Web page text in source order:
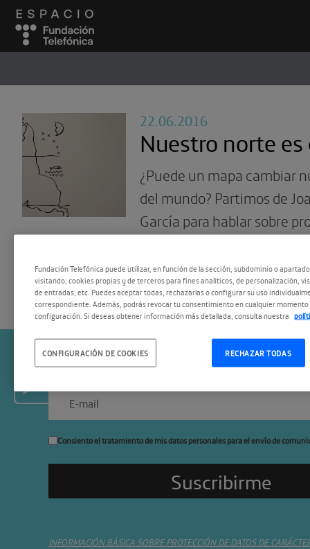
22.06.2016
Nuestro norte es
¿Puede un mapa cambiar
del mundo? Partimos de
García para hablar sobre
Suscríbete a la
Consiento el tratamiento de mis datos personales para el envío de
INFORMACIÓN BÁSICA SOBRE PROTECCIÓN DE DATOS DE
Fundación Telefónica puede utilizar, en función de la sección, subdominio o
visitando, cookies propias y de terceros para fines analíticos, de personalización,
de entradas, etc. Puedes aceptar todas, rechazarlas o configurar su uso
correspondiente. Además, podrás revocar tu consentimiento en cualquier momento
configuración. Si deseas obtener información más detallada, consulta nuestra
RECHAZAR TODAS
CONFIGURACIÓN DE COOKIES